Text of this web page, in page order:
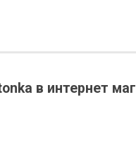
в интернет